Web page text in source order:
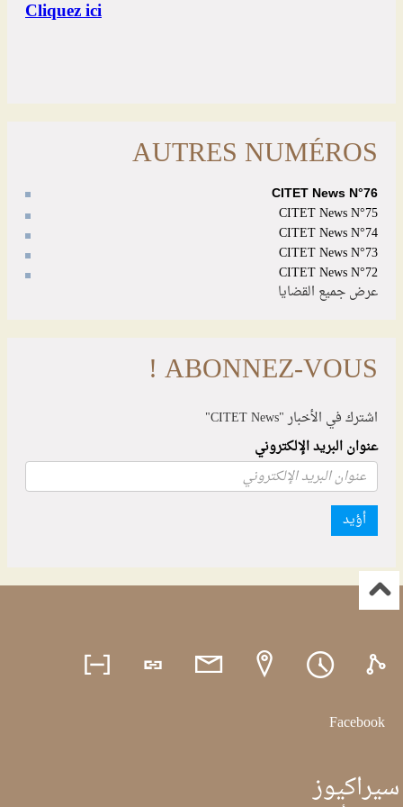
AUTRES NUMÉROS
CITET News N°76
CITET News N°75
CITET News N°74
CITET News N°73
CITET News N°72
عرض جميع القضايا
ABONNEZ-VOUS !
اشترك في الأخبار "CITET News"
عنوان البريد الإلكتروني
أؤيد
Facebook
سيراكيوز